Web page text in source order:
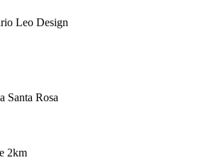
Leo Design
Santa Rosa
2km